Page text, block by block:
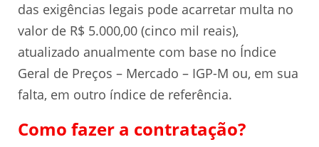
das exigências legais pode acarretar multa no
valor de R$ 5.000,00 (cinco mil reais),
atualizado anualmente com base no Índice
Geral de Preços – Mercado – IGP-M ou, em sua
falta, em outro índice de referência.
Como fazer a contratação?